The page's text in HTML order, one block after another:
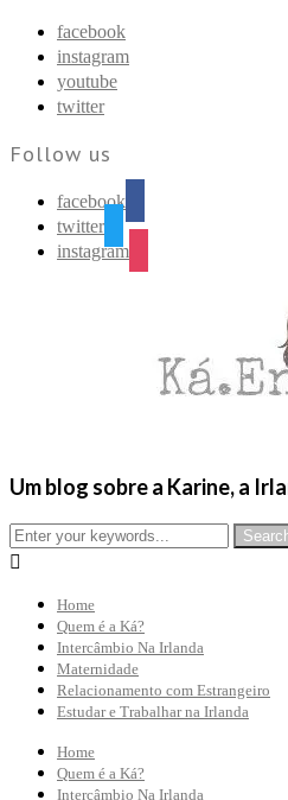
facebook
instagram
youtube
twitter
Follow us
facebook
twitter
instagram
Um blog sobre a Karine, a

Home
Quem é a Ká?
Intercâmbio Na Irlanda
Maternidade
Relacionamento com Estrangeiro
Estudar e Trabalhar na Irlanda
Home
Quem é a Ká?
Intercâmbio Na Irlanda